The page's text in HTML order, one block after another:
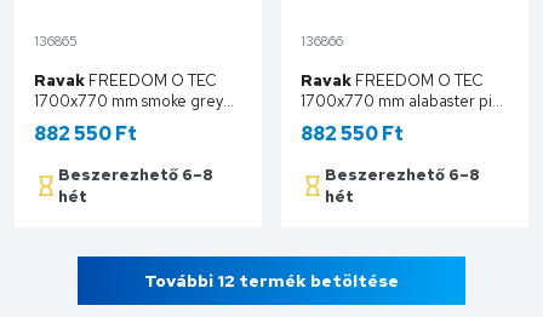
136865
Ravak FREEDOM O TEC
1700x770 mm smoke grey
szabadonálló akrilkád, króm
lefolyóval CD31500000
882 550 Ft
Beszerezhető 6–8
hét
136866
Ravak FREEDOM O TEC
1700x770 mm alabaster pink
szabadonálló akrilkád, króm
lefolyóval CD41600000
882 550 Ft
Beszerezhető 6–8
hét
További 12 termék betöltése